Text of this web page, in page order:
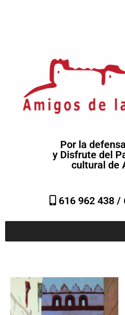
Por la
y Disfrute del
cultural de
616 962 438 /